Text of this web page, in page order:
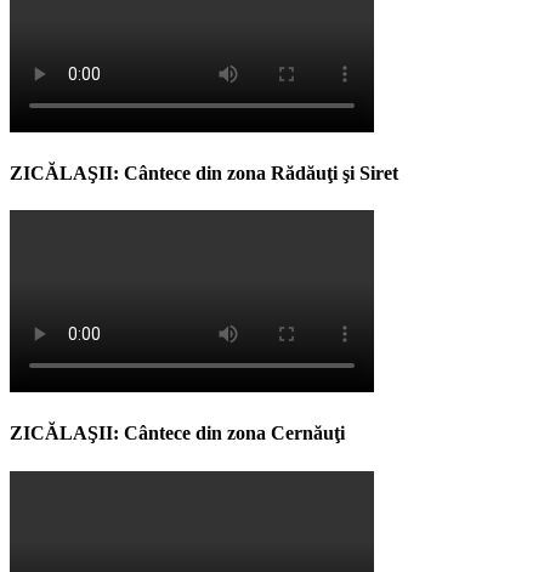
ZICĂLAŞII: Cântece din zona Rădăuţi şi Siret
ZICĂLAŞII: Cântece din zona Cernăuţi